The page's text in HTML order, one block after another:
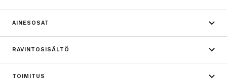
AINESOSAT
RAVINTOSISÄLTÖ
TOIMITUS